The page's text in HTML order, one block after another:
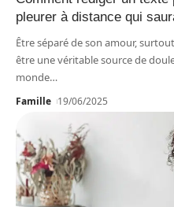
pleurer à distance qui
Être séparé de son amour,
être une véritable source de
monde…
Famille 19/06/2025